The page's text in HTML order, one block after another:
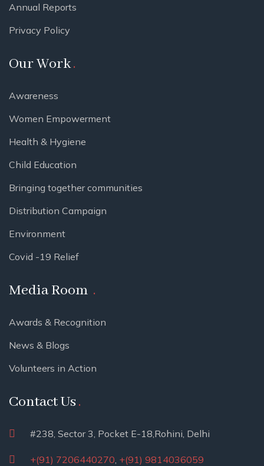
Annual Reports
Privacy Policy
Our Work
Awareness
Women Empowerment
Health & Hygiene
Child Education
Bringing together communities
Distribution Campaign
Environment
Covid -19 Relief
Media Room
Awards & Recognition
News & Blogs
Volunteers in Action
Contact Us
#238, Sector 3, Pocket E-18,Rohini, Delhi
+(91) 7206440270 +(91) 9814036059